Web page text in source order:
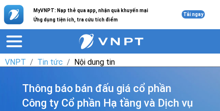
MyVNPT: Nạp thẻ qua app, nhận quà khuyến mại
Ứng dụng tiện ích, tra cứu tích điểm
Tải ngay
VNPT Tin tức Nội dung tin
Thông báo bán đấu giá cổ phần
Công ty Cổ phần Hạ tầng và Dịch vụ